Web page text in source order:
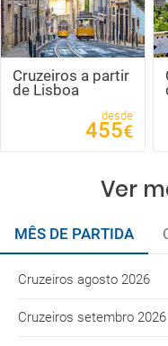
Cruzeiros a partir
de Lisboa
desde
455€
Ver
MÊS DE PARTIDA
Cruzeiros agosto 2026
Cruzeiros setembro 2026